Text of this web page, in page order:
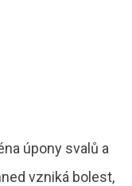
úpony svalů a
vzniká bolest,